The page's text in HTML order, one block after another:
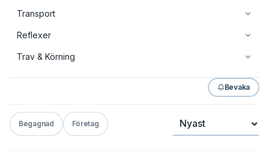
Transport
Reflexer
Trav & Körning
Bevaka
Begagnad Företag
Sortera